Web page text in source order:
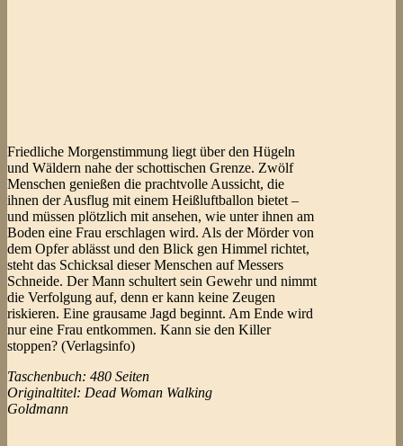
Friedliche Morgenstimmung liegt über den Hügeln
und Wäldern nahe der schottischen Grenze. Zwölf
Menschen genießen die prachtvolle Aussicht, die
ihnen der Ausflug mit einem Heißluftballon bietet –
und müssen plötzlich mit ansehen, wie unter ihnen am
Boden eine Frau erschlagen wird. Als der Mörder von
dem Opfer ablässt und den Blick gen Himmel richtet,
steht das Schicksal dieser Menschen auf Messers
Schneide. Der Mann schultert sein Gewehr und nimmt
die Verfolgung auf, denn er kann keine Zeugen
riskieren. Eine grausame Jagd beginnt. Am Ende wird
nur eine Frau entkommen. Kann sie den Killer
stoppen? (Verlagsinfo)
Taschenbuch: 480 Seiten
Originaltitel: Dead Woman Walking
Goldmann